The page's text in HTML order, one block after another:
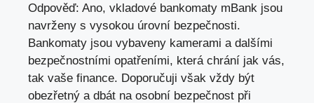
Odpověď: Ano, vkladové bankomaty​ mBank jsou
navrženy s ⁤vysokou‌ úrovní ‌bezpečnosti.
‍Bankomaty ⁢jsou vybaveny ‍kamerami a dalšími
⁣bezpečnostními opatřeními, která chrání⁢ jak vás,
tak vaše finance. Doporučuji ⁤však ⁢vždy být
obezřetný a dbát ⁢na ⁢osobní bezpečnost při⁣